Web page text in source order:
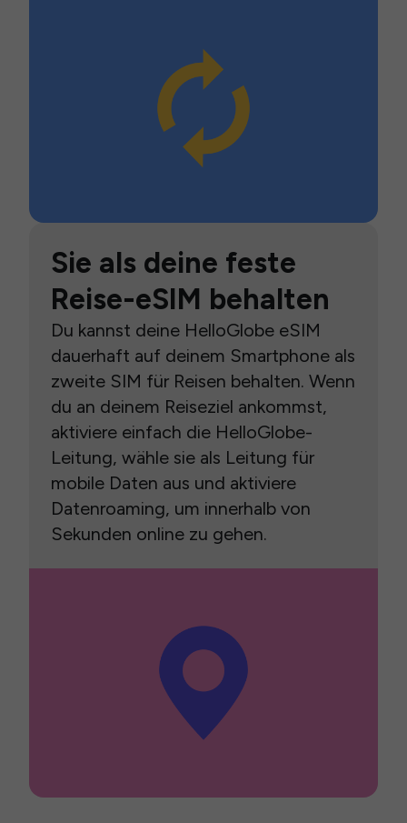
Sie als deine feste
Reise-eSIM behalten
Du kannst deine HelloGlobe eSIM
dauerhaft auf deinem Smartphone als
zweite SIM für Reisen behalten. Wenn
du an deinem Reiseziel ankommst,
aktiviere einfach die HelloGlobe-
Leitung, wähle sie als Leitung für
mobile Daten aus und aktiviere
Datenroaming, um innerhalb von
Sekunden online zu gehen.